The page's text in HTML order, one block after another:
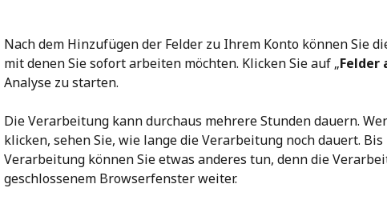
Nach dem Hinzufügen der Felder zu Ihrem Konto können Sie
mit denen Sie sofort arbeiten möchten. Klicken Sie auf „Felder
Analyse zu starten.
Die Verarbeitung kann durchaus mehrere Stunden dauern.
klicken, sehen Sie, wie lange die Verarbeitung noch dauert.
Verarbeitung können Sie etwas anderes tun, denn die
geschlossenem Browserfenster weiter.